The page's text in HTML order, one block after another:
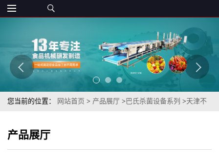
您当前的位置： 网站首页 > 产品展厅 > 巴氏杀菌设备系列 >天津不
产品展厅